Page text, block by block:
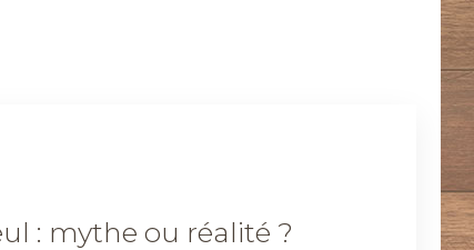
: mythe ou réalité ?